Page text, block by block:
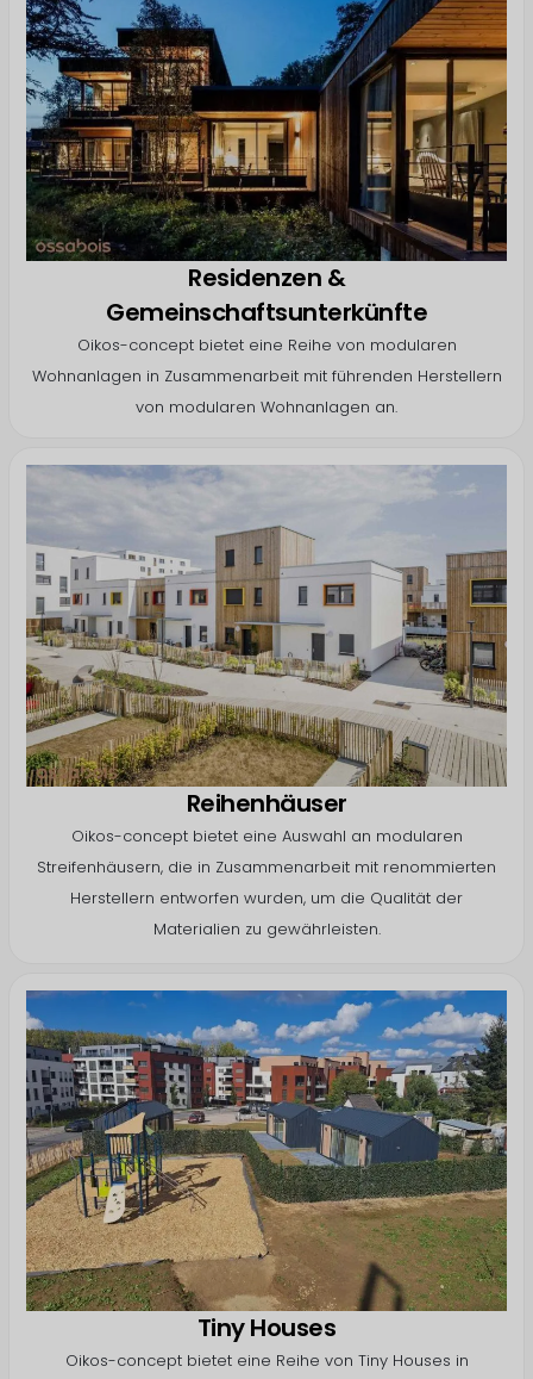
Residenzen &
Gemeinschaftsunterkünfte
Oikos-concept bietet eine Reihe von modularen
Wohnanlagen in Zusammenarbeit mit führenden Herstellern
von modularen Wohnanlagen an.
Reihenhäuser
Oikos-concept bietet eine Auswahl an modularen
Streifenhäusern, die in Zusammenarbeit mit renommierten
Herstellern entworfen wurden, um die Qualität der
Materialien zu gewährleisten.
Tiny Houses
Oikos-concept bietet eine Reihe von Tiny Houses in